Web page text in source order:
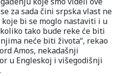
za sada čini srpska vlast ne
bi se moglo nastaviti i u
tako bude reke će biti
neće biti života“, rekao
Amos, nekadašnji
u Engleskoj i višegodišnji